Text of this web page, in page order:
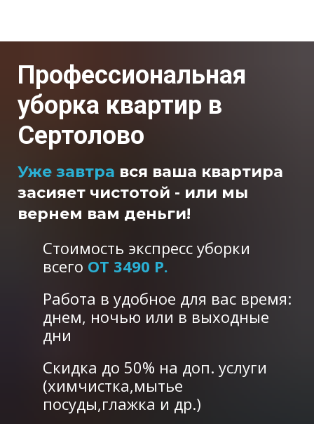
Профессиональная
уборка квартир в
Сертолово
Уже завтра вся ваша квартира
засияет чистотой - или мы
вернем вам деньги!
Стоимость экспресс уборки
всего ОТ 3490 Р.
Работа в удобное для вас время:
днем, ночью или в выходные
дни
Скидка до 50% на доп. услуги
(химчистка,мытье
посуды,глажка и др.)